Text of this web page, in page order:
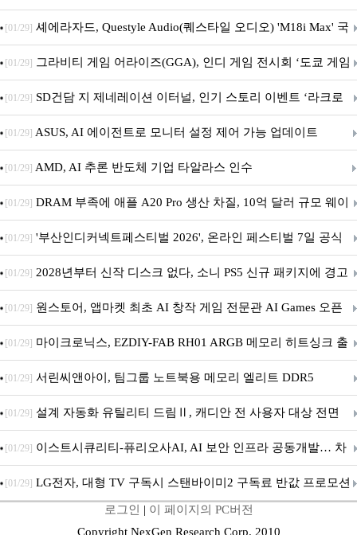
[01/29] 셰에라자드, Questyle Audio(퀘스타일 오디오) 'M18i Max' 국
내 정식 출시
[01/29] 그라비티 게임 어라이즈(GGA), 인디 게임 전시회 ‘도쿄 게임
던전 13’ 참가!
[01/29] SD건담 지 제네레이션 이터널, 인기 스토리 이벤트 ‘라크로
아의 용사’ 재개최 및 풍성한 기념 이벤트 실시!
[01/29] ASUS, AI 에이전트로 모니터 설정 제어 가능 업데이트
[01/29] AMD, AI 추론 반도체 기업 타알라스 인수
[01/29] DRAM 부족에 애플 A20 Pro 생산 차질, 10억 달러 규모 웨이
퍼 대기
[01/29] '부산인디커넥트페스티벌 2026', 온라인 페스티벌 7일 공식
개막... 22일간 진행
[01/29] 2028년부터 신작 디스크 없다, 소니 PS5 신규 패키지에 경고
문 추가
[01/29] 원스토어, 앱마켓 최초 AI 창작 게임 전문관 AI Games 오픈
[01/29] 마이크로닉스, EZDIY-FAB RH01 ARGB 메모리 히트싱크 출
시
[01/29] 서린씨앤아이, 팀그룹 노트북용 메모리 엘리트 DDR5
5600MHz 16GB 출시
[01/29] 설계 자동화 유틸리티 드림Ⅱ, 캐디안 전 사용자 대상 전면
무상 배포
[01/29] 이스트시큐리티-퓨리오사AI, AI 보안 인프라 공동개발… 차
세대 AI 보안 플랫폼 구축
[01/29] LG전자, 대형 TV 구독시 스탠바이미2 구독료 반값 프로모션
로그인 | 이 페이지의 PC버전
Copyright NexGen Research Corp. 2010